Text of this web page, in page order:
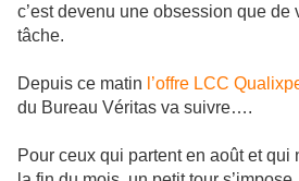
c’est devenu une obsession que de
tâche.
Depuis ce matin l’offre LCC
du Bureau Véritas va suivre….
Pour ceux qui partent en août et qui